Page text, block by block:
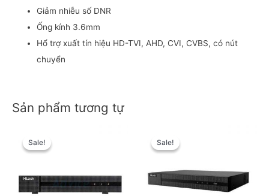
Giảm nhiễu số DNR
Ống kính 3.6mm
Hổ trợ xuất tín hiệu HD-TVI, AHD, CVI, CVBS, có nút
chuyển
Sản phẩm tương tự
Sale!
Sale!
1,820,000₫.
Sale!
Sale!